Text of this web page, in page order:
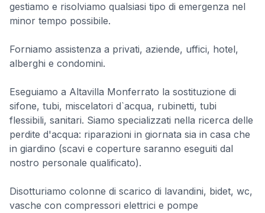
gestiamo e risolviamo qualsiasi tipo di emergenza nel
minor tempo possibile.
Forniamo assistenza a privati, aziende, uffici, hotel,
alberghi e condomini.
Eseguiamo a Altavilla Monferrato la sostituzione di
sifone, tubi, miscelatori d`acqua, rubinetti, tubi
flessibili, sanitari. Siamo specializzati nella ricerca delle
perdite d'acqua: riparazioni in giornata sia in casa che
in giardino (scavi e coperture saranno eseguiti dal
nostro personale qualificato).
Disotturiamo colonne di scarico di lavandini, bidet, wc,
vasche con compressori elettrici e pompe